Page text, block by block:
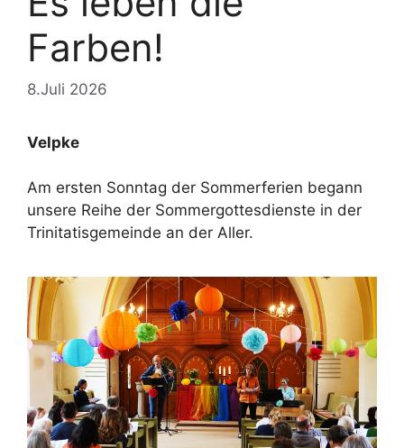
Farben!
8.Juli 2026
Velpke
Am ersten Sonntag der Sommerferien begann
unsere Reihe der Sommergottesdienste in der
Trinitatisgemeinde an der Aller.